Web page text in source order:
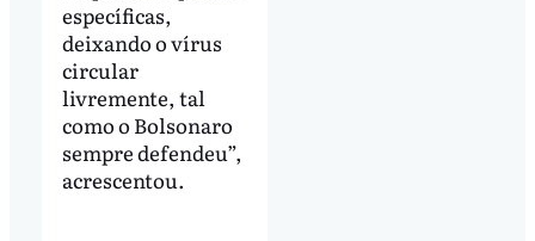
específicas,
deixando o vírus
circular
livremente, tal
como o Bolsonaro
sempre defendeu”,
acrescentou.